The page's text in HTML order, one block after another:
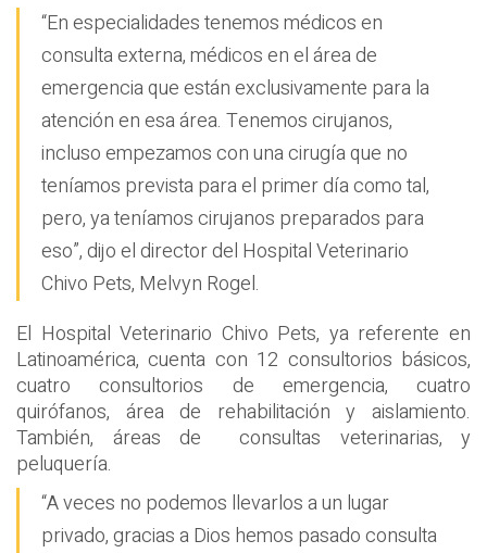
“En especialidades tenemos médicos en
consulta externa, médicos en el área de
emergencia que están exclusivamente para la
atención en esa área. Tenemos cirujanos,
incluso empezamos con una cirugía que no
teníamos prevista para el primer día como tal,
pero, ya teníamos cirujanos preparados para
eso”, dijo el director del Hospital Veterinario
Chivo Pets, Melvyn Rogel.
El Hospital Veterinario Chivo Pets, ya referente en
Latinoamérica, cuenta con 12 consultorios básicos,
cuatro consultorios de emergencia, cuatro
quirófanos, área de rehabilitación y aislamiento.
También, áreas de consultas veterinarias, y
peluquería.
“A veces no podemos llevarlos a un lugar
privado, gracias a Dios hemos pasado consulta